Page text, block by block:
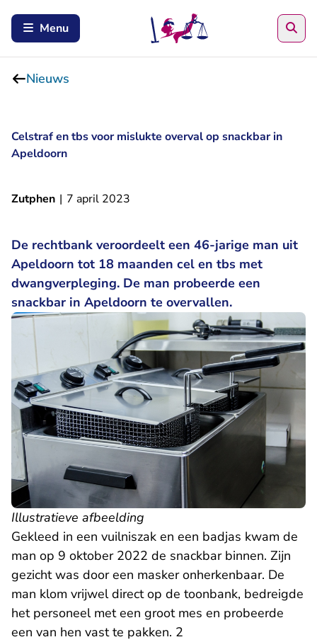
Menu
Nieuws
Celstraf en tbs voor mislukte overval op snackbar in
Apeldoorn
Zutphen | 7 april 2023
De rechtbank veroordeelt een 46-jarige man uit
Apeldoorn tot 18 maanden cel en tbs met
dwangverpleging. De man probeerde een
snackbar in Apeldoorn te overvallen.
Illustratieve afbeelding
Gekleed in een vuilniszak en een badjas kwam de
man op 9 oktober 2022 de snackbar binnen. Zijn
gezicht was door een masker onherkenbaar. De
man klom vrijwel direct op de toonbank, bedreigde
het personeel met een groot mes en probeerde
een van hen vast te pakken. 2